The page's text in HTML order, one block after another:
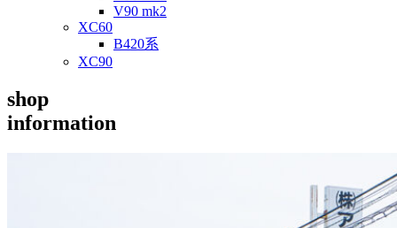
V90 mk2
XC60
B420系
XC90
shop
information